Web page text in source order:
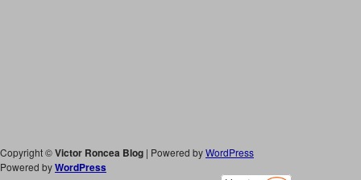
Copyright ©Victor Roncea Blog | Powered byWordPress
Powered byWordPress